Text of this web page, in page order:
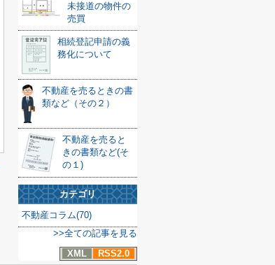
未接道の物件の
売買
相続登記申請の義
務化について
不動産を売るときの書
類など（その２）
不動産を売ると
きの書類など(そ
の１)
カテゴリ
不動産コラム(70)
>>全ての記事を見る
XML
RSS2.0